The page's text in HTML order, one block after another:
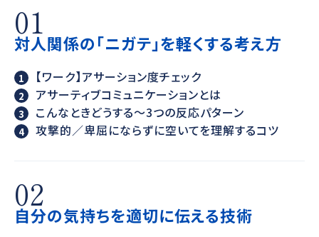
01
対人関係の「ニガテ」を軽くする考え方
【ワーク】アサーション度チェック
アサーティブコミュニケーションとは
こんなときどうする～3つの反応パターン
攻撃的／卑屈にならずに空いてを理解するコツ
02
自分の気持ちを適切に伝える技術